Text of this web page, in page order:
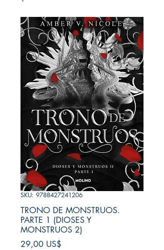
SKU: 9788427241206
TRONO DE MONSTRUOS.
PARTE 1 (DIOSES Y
MONSTRUOS 2)
29,00 US$